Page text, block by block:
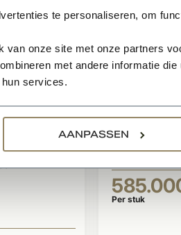
te personaliseren, om
van onze site met onze partners
met andere informatie
services.
AANPASSEN
Op voorraad
Per stuk